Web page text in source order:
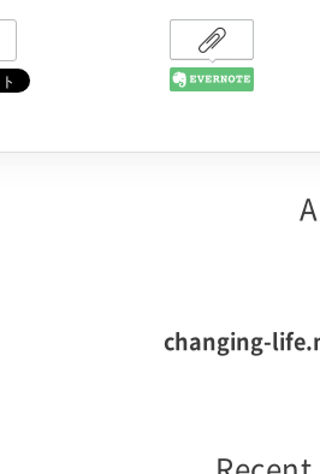
changing-